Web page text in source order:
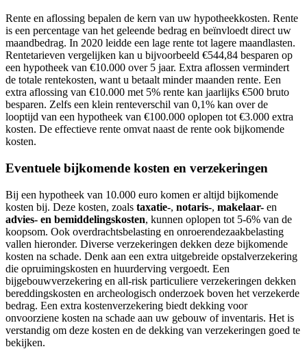
Rente en aflossing bepalen de kern van uw hypotheekkosten. Rente
is een percentage van het geleende bedrag en beïnvloedt direct uw
maandbedrag. In 2020 leidde een lage rente tot lagere maandlasten.
Rentetarieven vergelijken kan u bijvoorbeeld €544,84 besparen op
een hypotheek van €10.000 over 5 jaar. Extra aflossen vermindert
de totale rentekosten, want u betaalt minder maanden rente. Een
extra aflossing van €10.000 met 5% rente kan jaarlijks €500 bruto
besparen. Zelfs een klein renteverschil van 0,1% kan over de
looptijd van een hypotheek van €100.000 oplopen tot €3.000 extra
kosten. De effectieve rente omvat naast de rente ook bijkomende
kosten.
Eventuele bijkomende kosten en verzekeringen
Bij een hypotheek van 10.000 euro komen er altijd bijkomende
kosten bij. Deze kosten, zoals taxatie-, notaris-, makelaar- en
advies- en bemiddelingskosten, kunnen oplopen tot 5-6% van de
koopsom. Ook overdrachtsbelasting en onroerendezaakbelasting
vallen hieronder. Diverse verzekeringen dekken deze bijkomende
kosten na schade. Denk aan een extra uitgebreide opstalverzekering
die opruimingskosten en huurderving vergoedt. Een
bijgebouwverzekering en all-risk particuliere verzekeringen dekken
bereddingskosten en archeologisch onderzoek boven het verzekerde
bedrag. Een extra kostenverzekering biedt dekking voor
onvoorziene kosten na schade aan uw gebouw of inventaris. Het is
verstandig om deze kosten en de dekking van verzekeringen goed te
bekijken.